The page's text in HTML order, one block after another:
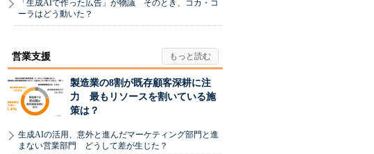
「生成AIで作った広告」が物議 そのとき、コカ・コ
ーラはどう動いた？
営業支援
製造業の8割が既存顧客深耕に注
力 最もリソースを割いている施
策は？
生成AIの活用、意外と進んだマーケティング部門と進
まない営業部門 どうして差が生じた？